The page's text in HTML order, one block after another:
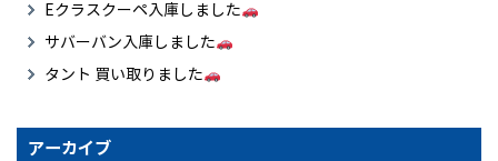
Eクラスクーペ入庫しました
サバーバン入庫しました
タント 買い取りました
アーカイブ